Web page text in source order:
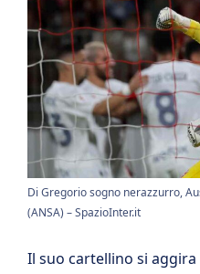
Di Gregorio sogno nerazzurro,
(ANSA) – SpazioInter.it
Il suo cartellino si